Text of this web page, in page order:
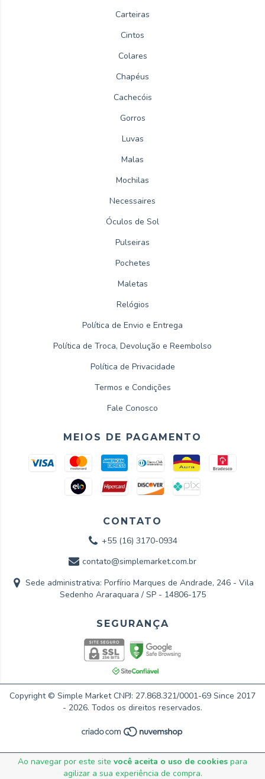
Ao navegar por este site você aceita o uso de cookies para
agilizar a sua experiência de compra.
Carteiras
Cintos
Colares
Chapéus
Cachecóis
Gorros
Luvas
Malas
Mochilas
Necessaires
Óculos de Sol
Pulseiras
Pochetes
Maletas
Relógios
Política de Envio e Entrega
Política de Troca, Devolução e Reembolso
Política de Privacidade
Termos e Condições
Fale Conosco
MEIOS DE PAGAMENTO
CONTATO
+55 (16) 3170-0934
contato@simplemarket.com.br
Sede administrativa: Porfírio Marques de Andrade, 246 - Vila
Sedenho Araraquara / SP - 14806-175
Copyright © Simple Market CNPJ: 27.868.321/0001-69 Since 2017
- 2026. Todos os direitos reservados.